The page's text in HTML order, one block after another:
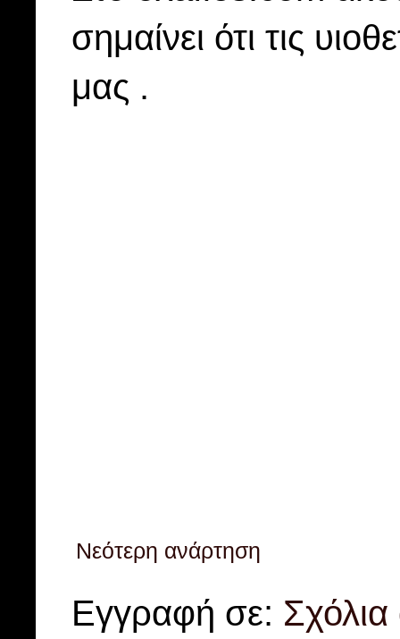
σημαίνει ότι τις
μας .
Νεότερη ανάρτηση
Εγγραφή σε: